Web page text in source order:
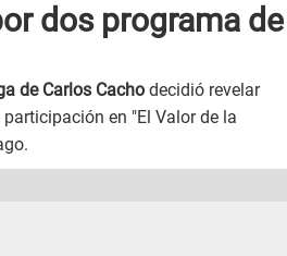
dos programa de
de Carlos Cacho decidió revelar
en "El Valor de la